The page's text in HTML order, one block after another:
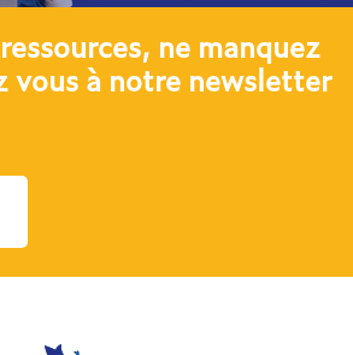
ne manquez
vous à notre newsletter​